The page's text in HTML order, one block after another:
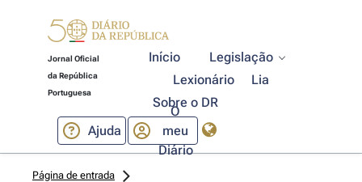
Jornal Oficial
da República
Portuguesa
Início
Legislação
Lexionário
Lia
Sobre o DR
Ajuda
O
meu
Diário
Página de entrada